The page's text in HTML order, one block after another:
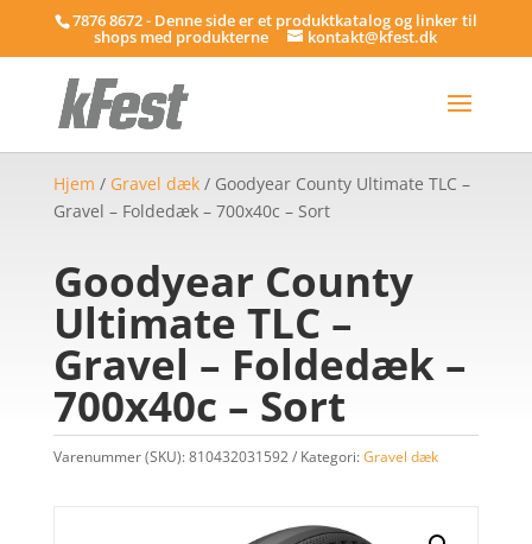
7876 8672 - Denne side er et produktkatalog og linker til
shops med produkterne kontakt@kfest.dk
Hjem / Gravel dæk/ Goodyear County Ultimate TLC –
Gravel – Foldedæk – 700x40c – Sort
Goodyear County
Ultimate TLC –
Gravel – Foldedæk –
700x40c – Sort
Varenummer (SKU):810432031592 Kategori:Gravel dæk